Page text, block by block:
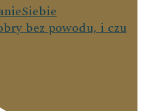
bez powodu, i czu